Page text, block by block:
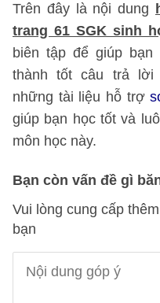
Trên đây là nội dung
trang 61 SGK sinh
biên tập để giúp
thành tốt câu trả lời
những tài liệu hỗ trợ
giúp bạn học tốt và
môn học này.
Bạn còn vấn đề gì
Vui lòng cung cấp
bạn